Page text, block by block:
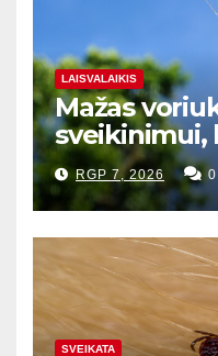
LAISVALAIKIS
Mažas
sveikinimui,
RGP 7, 2026
SVEIKATA